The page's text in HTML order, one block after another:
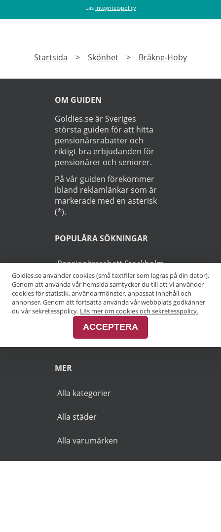
Läs Integritetspolicy
Startsida > Skönhet > Bräkne-Hoby
OM GUIDEN
Goldies.se är Sveriges
största guiden för att hitta
pensionärsrabatter och
riktigt bra erbjudanden för
pensionärer och seniorer.
På vår guiden förekommer
ibland reklamlänkar som är
markerade med en asterisk
(*).
POPULÄRA SÖKNINGAR
Pensionärsrabatt Stockholm
Pensionärsrabatt Göteborg
Pensionärsrabatt Malmö
Pensionärsrabatt Skåne
MER
Alla kategorier
Alla städer
Alla varumärken
Goldies.se använder cookies (små textfiler som lagras på din dator).
Genom att använda vår hemsida samtycker du till att vi använder
cookies för statistik, användarmönster, anpassat innehåll och
annonser. Genom att fortsätta använda vår webbplats godkänner
du vår sekretesspolicy. Läs mer om cookies och sekretesspolicy.
ACCEPTERA